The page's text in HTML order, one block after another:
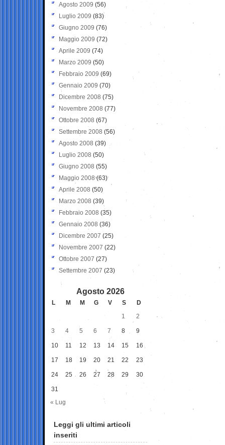
Agosto 2009 (56)
Luglio 2009 (83)
Giugno 2009 (76)
Maggio 2009 (72)
Aprile 2009 (74)
Marzo 2009 (50)
Febbraio 2009 (69)
Gennaio 2009 (70)
Dicembre 2008 (75)
Novembre 2008 (77)
Ottobre 2008 (67)
Settembre 2008 (56)
Agosto 2008 (39)
Luglio 2008 (50)
Giugno 2008 (55)
Maggio 2008(63)
Aprile 2008 (50)
Marzo 2008 (39)
Febbraio 2008 (35)
Gennaio 2008 (36)
Dicembre 2007 (25)
Novembre 2007 (22)
Ottobre 2007 (27)
Settembre 2007 (23)
Agosto 2026
L M M G V S
D
1
2
3 4 5 6 7 8 9
10 11 12 13 14 15 16
17 18 19 20 21 22 23
24 25 26 27 28 29 30
31
« Lug
Leggi gli ultimi articoli
inseriti